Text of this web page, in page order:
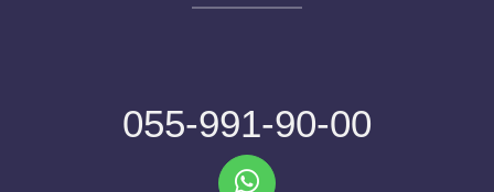
055-991-90-00